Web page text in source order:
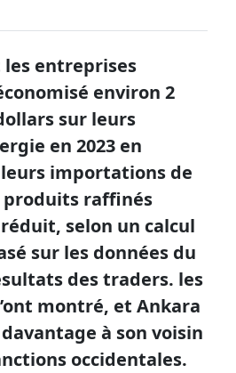
les entreprises
environ 2
sur leurs
en 2023 en
importations de
raffinés
selon un calcul
sur les données du
des traders. les
montré, et Ankara
à son voisin
occidentales.